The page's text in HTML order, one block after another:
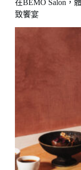
在BEMO Salon，
致饗宴